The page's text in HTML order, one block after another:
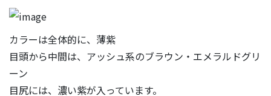
カラーは全体的に、薄紫
目頭から中間は、アッシュ系のブラウン・エメラルドグリ
ーン
目尻には、濃い紫が入っています。